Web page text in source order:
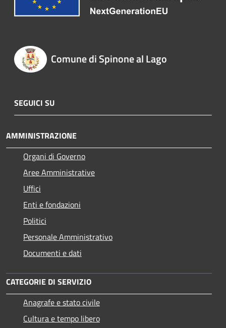
Comune di Spinone al Lago
SEGUICI SU
AMMINISTRAZIONE
Organi di Governo
Aree Amministrative
Uffici
Enti e fondazioni
Politici
Personale Amministrativo
Documenti e dati
CATEGORIE DI SERVIZIO
Anagrafe e stato civile
Cultura e tempo libero